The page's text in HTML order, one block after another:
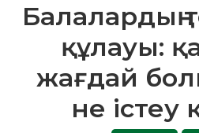
Балалардың
құлауы:
жағдай
не істеу